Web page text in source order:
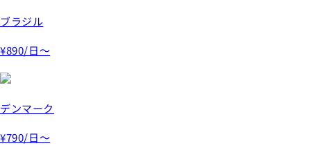
ブラジル
¥890/日～
デンマーク
¥790/日～